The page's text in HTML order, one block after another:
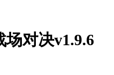
对决v1.9.6